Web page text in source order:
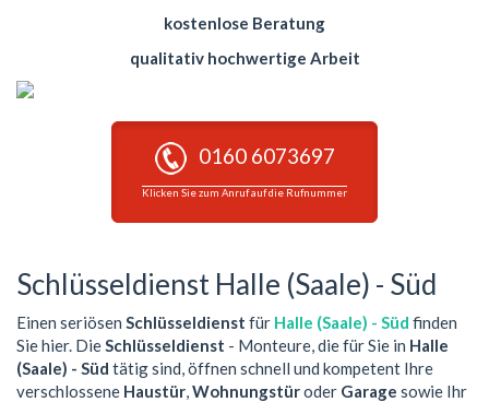
kostenlose Beratung
qualitativ hochwertige Arbeit
0160 6073697
Klicken Sie zum Anruf auf die Rufnummer
Schlüsseldienst Halle (Saale) - Süd
Einen seriösen Schlüsseldienst für Halle (Saale) - Süd finden
Sie hier. DieSchlüsseldienst - Monteure, die für Sie in Halle
(Saale) - Süd tätig sind, öffnen schnell und kompetent Ihre
verschlossene Haustür,Wohnungstüroder Garage sowie Ihr